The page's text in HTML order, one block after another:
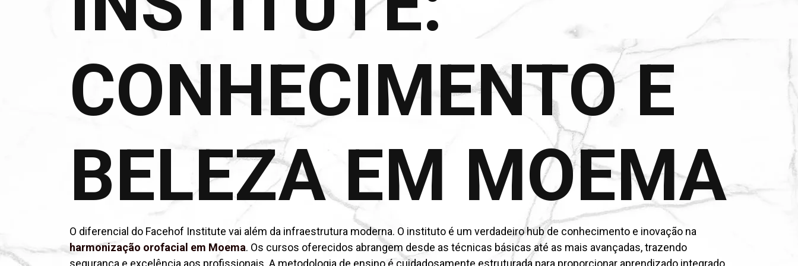
CONHECIMENTO E
BELEZA EM MOEMA
O diferencial do Facehof Institute vai além da infraestrutura moderna. O instituto é um verdadeiro hub de conhecimento e inovação na
harmonização orofacial em Moema. Os cursos oferecidos abrangem desde as técnicas básicas até as mais avançadas, trazendo
segurança e excelência aos profissionais. A metodologia de ensino é cuidadosamente estruturada para proporcionar aprendizado integrado